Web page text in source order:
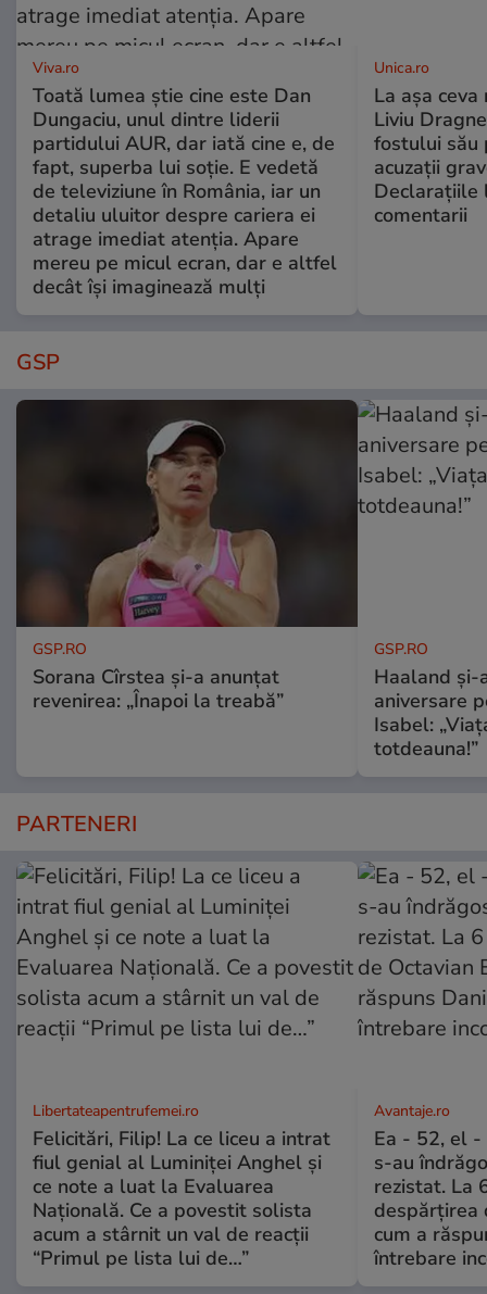
Viva.ro
Toată lumea știe cine este Dan
Dungaciu, unul dintre liderii
partidului AUR, dar iată cine e, de
fapt, superba lui soție. E vedetă
de televiziune în România, iar un
detaliu uluitor despre cariera ei
atrage imediat atenția. Apare
mereu pe micul ecran, dar e altfel
decât își imaginează mulți
Unica.ro
La așa
Liviu
fostului său
acuzații
Declarațiile
comentarii
GSP
GSP.RO
Sorana Cîrstea și-a anunțat
revenirea: „Înapoi la treabă”
GSP.RO
Haaland
aniversare
Isabel:
totdeauna!”
PARTENERI
Libertateapentrufemei.ro
Felicitări, Filip! La ce liceu a intrat
fiul genial al Luminiței Anghel și
ce note a luat la Evaluarea
Națională. Ce a povestit solista
acum a stârnit un val de reacții
“Primul pe lista lui de…”
Avantaje.ro
Ea - 52, el -
s-au
rezistat. La
despărțirea
cum a
întrebare